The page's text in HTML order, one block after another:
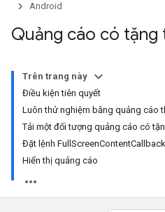
Android
Quảng cáo có tặng
Trên trang này
Điều kiện tiên quyết
Luôn thử nghiệm bằng quảng cáo
Tải một đối tượng quảng cáo có
Đặt lệnh FullScreenContentCallback
Hiển thị quảng cáo